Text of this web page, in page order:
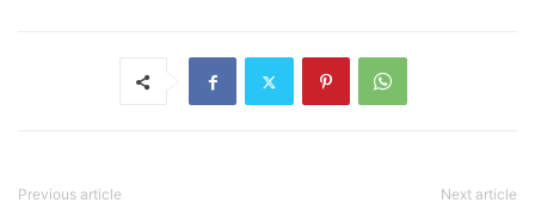
Previous article Next article